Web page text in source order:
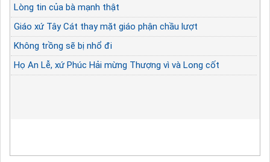
Lòng tin của bà mạnh thật
Giáo xứ Tây Cát thay mặt giáo phận chầu lượt
Không trồng sẽ bị nhổ đi
Họ An Lễ, xứ Phúc Hải mừng Thượng vì và Long cốt